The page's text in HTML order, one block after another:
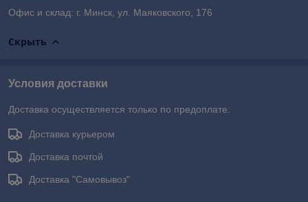
Офис и склад: г. Минск, ул. Маяковского, 176
Скрыть
Условия доставки
Доставка осуществляется только по предоплате.
Доставка курьером
Доставка почтой
Доставка "Самовывоз"